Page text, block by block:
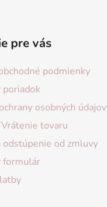
pre vás
podmienky
poriadok
osobných údajov
tovaru
odstúpenie od zmluvy
formulár